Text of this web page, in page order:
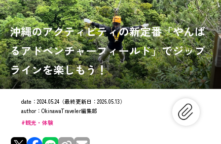
沖縄のアクティビティの新定番「やんば
るアドベンチャーフィールド」でジップ
ラインを楽しもう！
date： 2024.05.24（最終更新日： 2026.05.13）
author： OkinawaTraveler編集部
観光・体験